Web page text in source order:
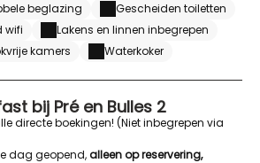
beglazing
Gescheiden toiletten
wifi
Lakens en linnen inbegrepen
kamers Waterkoker
bij Pré en Bulles 2
directe boekingen! (Niet inbegrepen via
dag geopend,alleen op reservering,